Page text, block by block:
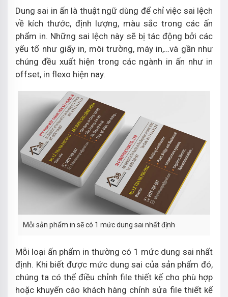
Dung sai in ấn là thuật ngữ dùng để chỉ việc sai lệch
về kích thước, định lượng, màu sắc trong các ấn
phẩm in. Những sai lệch này sẽ bị tác động bởi các
yếu tố như giấy in, môi trường, máy in,…và gần như
chúng đều xuất hiện trong các ngành in ấn như in
offset, in flexo hiện nay.
Mỗi sản phẩm in sẽ có 1 mức dung sai nhất định
Mỗi loại ấn phẩm in thường có 1 mức dung sai nhất
định. Khi biết được mức dung sai của sản phẩm đó,
chúng ta có thể điều chỉnh file thiết kế cho phù hợp
hoặc khuyến cáo khách hàng chỉnh sửa file thiết kế